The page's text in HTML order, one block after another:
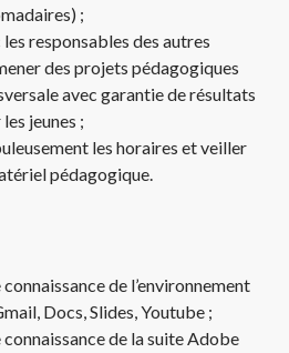
;
responsables des autres
des projets pédagogiques
avec garantie de résultats
jeunes ;
les horaires et veiller
pédagogique.
de l’environnement
Docs, Slides, Youtube ;
de la suite Adobe